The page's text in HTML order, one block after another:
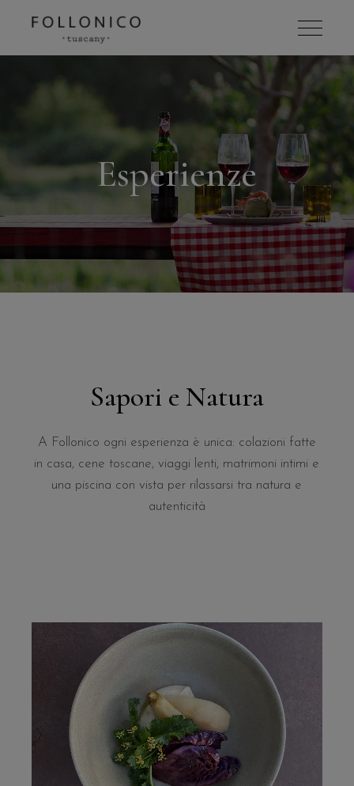
Esperienze
Sapori e Natura
A Follonico ogni esperienza è unica: colazioni fatte
in casa, cene toscane,viaggi lenti, matrimoni intimi e
una piscina convista per rilassarsi tra natura e
autenticità